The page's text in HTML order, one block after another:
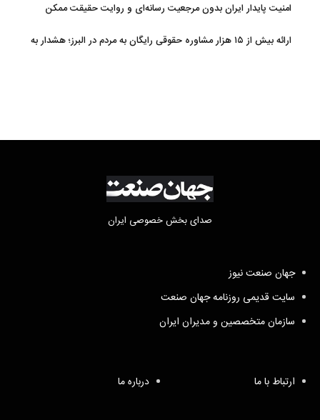
امنیت پایدار ایران بدون مرجعیت رسانه‌ای و روایت حقیقت ممکن
ارائه بیش از ۱۵ هزار مشاوره حقوقی رایگان به مردم در البرز؛ هشدار به
صدای بخش خصوصی ایران
جهان صنعت نیوز
سایت قدیمی روزنامه جهان صنعت
سازمان متخصصین و مدیران ایران
ارتباط با ما درباره ما